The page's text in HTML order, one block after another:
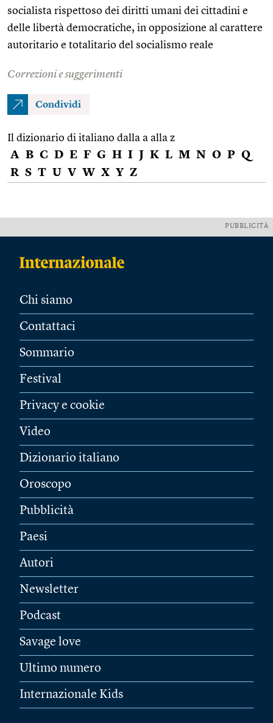
socialista rispettoso dei diritti umani dei cittadini e
delle libertà democratiche, in opposizione al carattere
autoritario e totalitario del socialismo reale
Correzioni e suggerimenti
Condividi
Il dizionario di italiano dalla a alla z
A B C D E F G H I J K L M N O P Q
R S T U V W X Y Z
PUBBLICITÀ
Chi siamo
Contattaci
Sommario
Festival
Privacy e cookie
Video
Dizionario italiano
Oroscopo
Pubblicità
Paesi
Autori
Newsletter
Podcast
Savage love
Ultimo numero
Internazionale Kids